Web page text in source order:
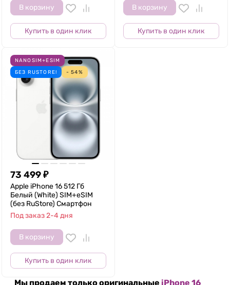
В корзину
Купить в один клик
В корзину
Купить в один клик
NANOSIM+ESIM
БЕЗ RUSTORE!
- 54%
73 499₽
Apple iPhone 16 512 Гб
Белый (White) SIM+eSIM
(без RuStore) Смартфон
Под заказ 2-4 дня
В корзину
Купить в один клик
Мы продаем только оригинальные iPhone 16